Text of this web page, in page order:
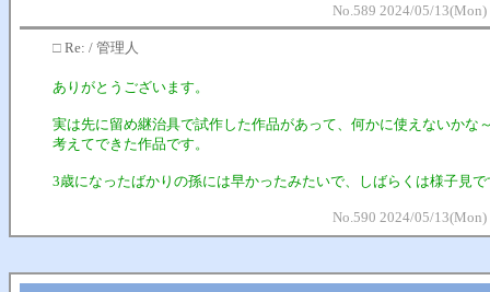
No.589 2024/05/
□ Re: / 管理人
ありがとうございます。
実は先に留め継治具で試作した作品があって、何かに使えないか
考えてできた作品です。
3歳になったばかりの孫には早かったみたいで、しばらくは様子見で
No.590 2024/05/